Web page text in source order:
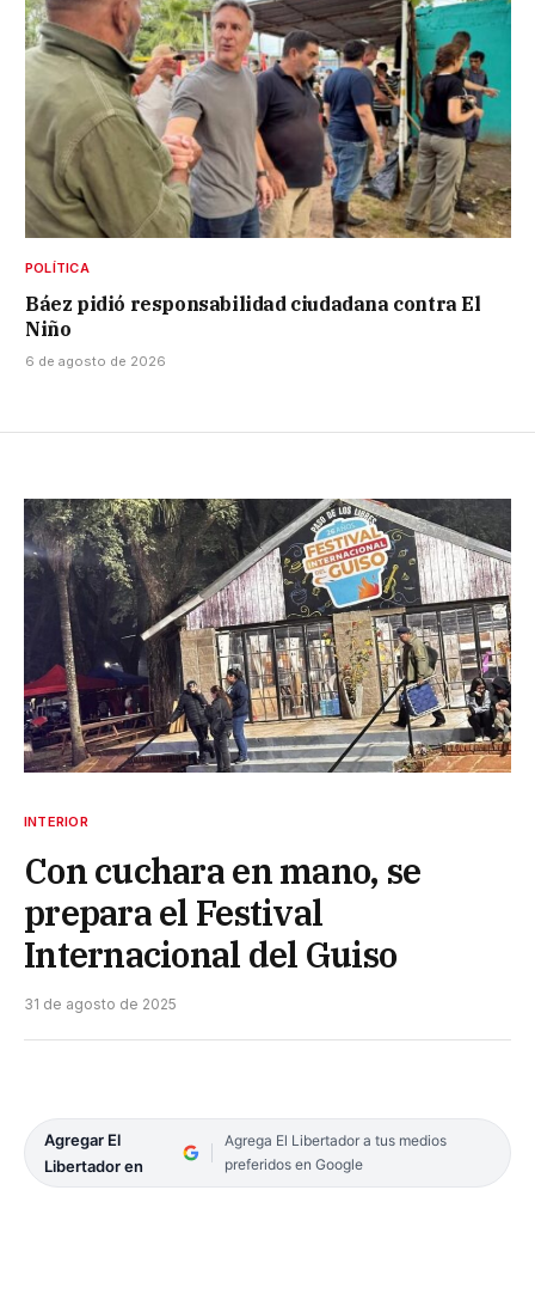
POLÍTICA
Báez pidió responsabilidad ciudadana contra El
Niño
6 de agosto de 2026
INTERIOR
Con cuchara en mano, se
prepara el Festival
Internacional del Guiso
31 de agosto de 2025
Agregar El
Libertador en
Agrega El Libertador a tus medios
preferidos en Google